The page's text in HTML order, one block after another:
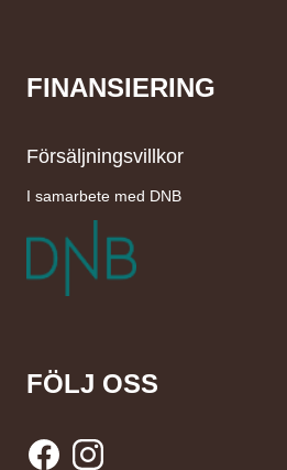
FINANSIERING
Försäljningsvillkor
I samarbete med DNB
FÖLJ OSS